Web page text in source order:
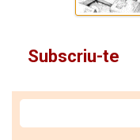
Subscriu-te